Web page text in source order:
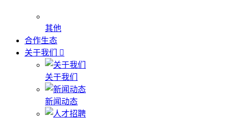
其他
合作生态
关于我们
关于我们
新闻动态